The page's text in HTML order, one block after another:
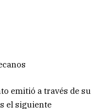
emitió a través de su
el siguiente